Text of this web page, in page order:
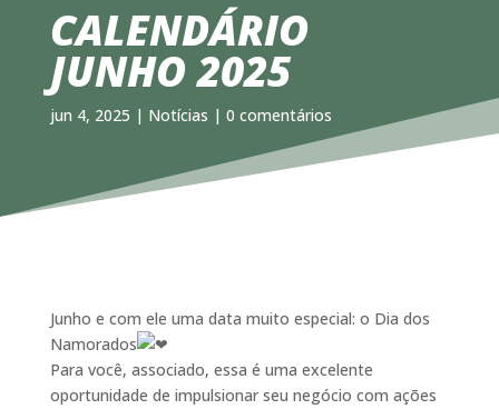
CALENDÁRIO
JUNHO 2025
jun 4, 2025 | Notícias | 0 comentários
Junho e com ele uma data muito especial: o Dia dos
Namorados
Para você, associado, essa é uma excelente
oportunidade de impulsionar seu negócio com ações